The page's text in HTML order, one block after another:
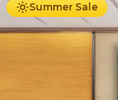
Summer Sale